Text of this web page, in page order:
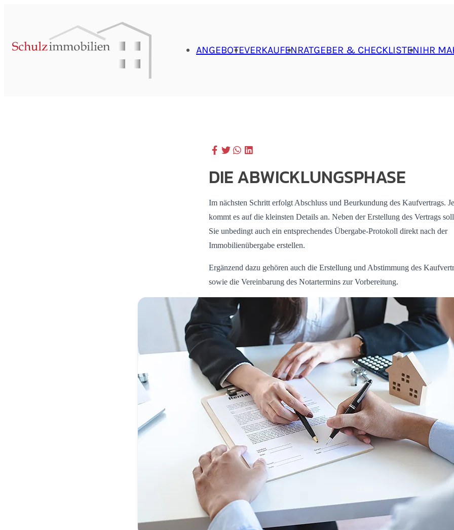
ANGEBOTEVERKAUFENRATGEBER & CHECKLISTENIHR
DIE ABWICKLUNGSPHASE
Im nächsten Schritt erfolgt Abschluss und Beurkundung des Kaufvertrags.
kommt es auf die kleinsten Details an. Neben der Erstellung des Vertrags
Sie unbedingt auch ein entsprechendes Übergabe-Protokoll direkt nach der
Immobilienübergabe erstellen.
Ergänzend dazu gehören auch die Erstellung und Abstimmung des
sowie die Vereinbarung des Notartermins zur Vorbereitung.